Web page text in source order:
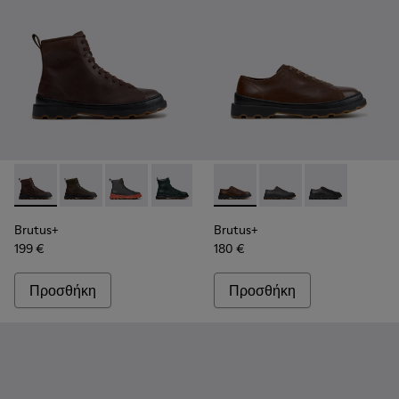
Brutus+ - K300533-014 - Καφέ μποτάκια από nubuck για
Brutus+ - K300533-011
Brutus+ - K300533-006
Brutus+ - K300533-005
Brutus+ - K300533-002
Brutus+ - K300533-001
Brutus+
199 €
Προσθήκη
Brutus+ - K101066-004 -
Brutus+ - K101066-
Brutus+ -
Brutus+
180 €
Προσθήκη